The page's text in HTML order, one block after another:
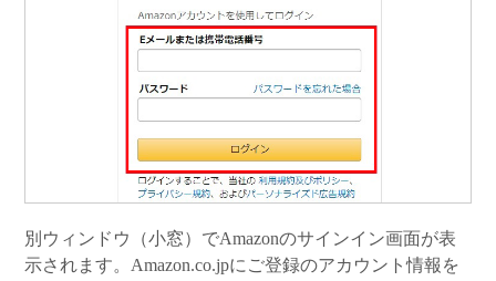
別ウィンドウ（小窓）でAmazonのサインイン画面が表
示されます。Amazon.co.jpにご登録のアカウント情報を